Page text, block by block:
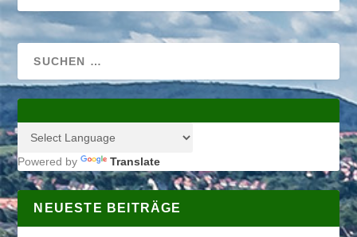
Powered by Translate
NEUESTE BEITRÄGE